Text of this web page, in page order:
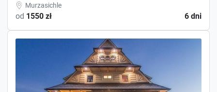
Murzasichle
od 1550 zł 6 dni